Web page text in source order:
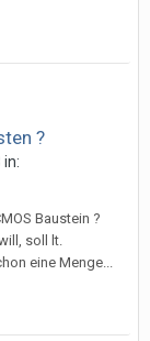
?
in:
Baustein ?
soll lt.
eine Menge...